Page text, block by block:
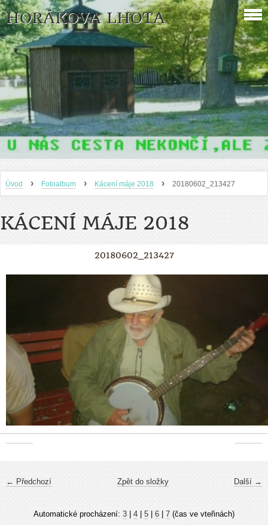
HORÁKOVA LHOTA
Úvod › Fotoalbum › Kácení máje 2018 › 20180602_213427
KÁCENÍ MÁJE 2018
20180602_213427
← Předchozí Další →
Zpět do složky
Automatické procházení: 3 4 5 6 7 (čas ve vteřinách)